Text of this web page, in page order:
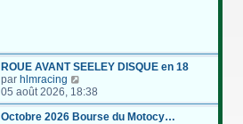
e
r
n
e
e
r
e
d
e
ROUE AVANT SEELEY DISQUE en 18
par hlmracing
o
n
s
05 août 2026, 18:38
Octobre 2026 Bourse du Motocy…